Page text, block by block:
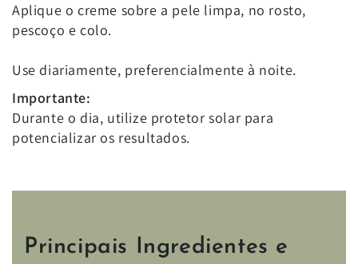
Aplique o creme sobre a pele limpa, no rosto,
pescoço e colo.
Use diariamente, preferencialmente à noite.
Importante:
Durante o dia, utilize protetor solar para
potencializar os resultados.
Principais Ingredientes e